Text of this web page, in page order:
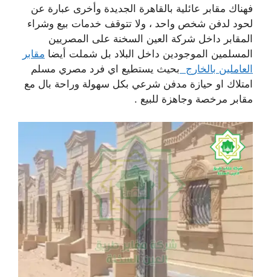
فهناك مقابر عائلية بالقاهرة الجديدة وأخرى عبارة عن
لحود لدفن شخص واحد ، ولا تتوقف خدمات بيع وشراء
المقابر داخل شركة العين السخنة على المصريين
المسلمين الموجودين داخل البلاد بل شملت أيضا مقابر
العاملين بالخارج بحيث يستطيع اي فرد مصري مسلم
امتلاك او حيازة مدفن شرعي بكل سهولة وراحة بال مع
مقابر مرخصة وجاهزة للبيع .